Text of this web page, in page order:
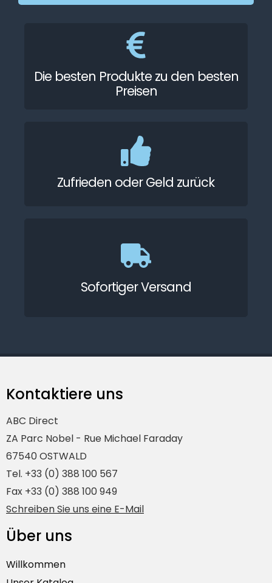
Die besten Produkte zu den besten
Preisen
Zufrieden oder Geld zurück
Sofortiger Versand
Kontaktiere uns
ABC Direct
ZA Parc Nobel - Rue Michael Faraday
67540 OSTWALD
Tel. +33 (0) 388 100 567
Fax +33 (0) 388 100 949
Schreiben Sie uns eine E-Mail
Über uns
Willkommen